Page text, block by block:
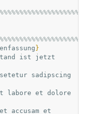
}
ist jetzt
sadipscing
labore et dolore
accusam et